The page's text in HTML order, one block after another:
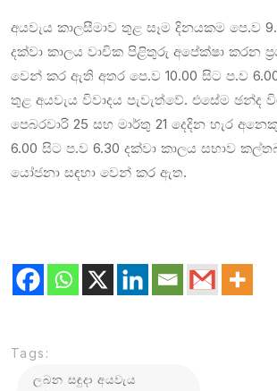
අයවැය කාලසීමාව තුළ සෑම දිනයකම පෙ.ව
දක්වා කාලය වාචික පිළිතුරු අපේක්ෂා කරන
වෙන් කර ඇති අතර පෙ.ව 10.00 සිට ප.ව
තුළ අයවැය විවාදය පැවැත්වේ. එසේම ඡන්ද
පෙබරවාරි 25 සහ මාර්තු 21 දෙදින හැර
6.00 සිට ප.ව 6.30 දක්වා කාලය සභාව
යෝජනා සඳහා වෙන් කර ඇත.
Tags:
ලබන සඳුදා අයවැය